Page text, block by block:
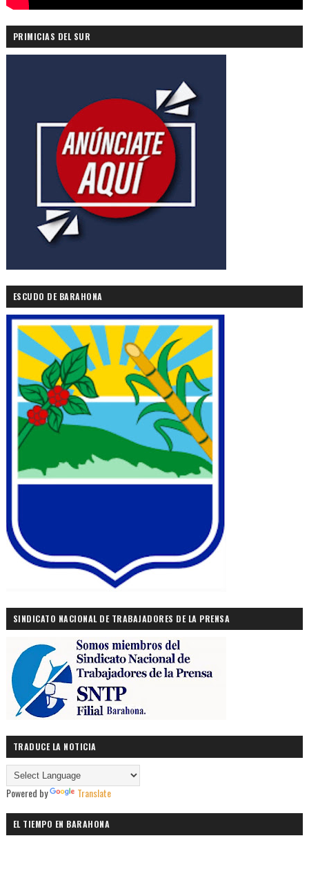
PRIMICIAS DEL SUR
ESCUDO DE BARAHONA
SINDICATO NACIONAL DE TRABAJADORES DE LA PRENSA
TRADUCE LA NOTICIA
Powered by Translate
EL TIEMPO EN BARAHONA